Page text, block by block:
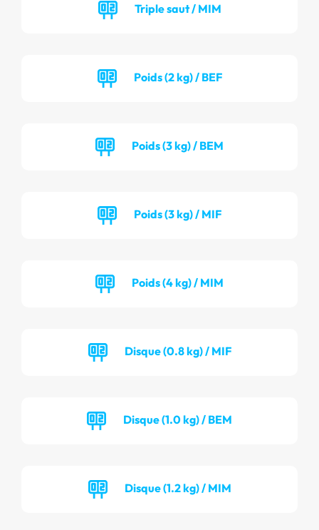
Triple saut / MIM
Poids (2 kg) / BEF
Poids (3 kg) / BEM
Poids (3 kg) / MIF
Poids (4 kg) / MIM
Disque (0.8 kg) / MIF
Disque (1.0 kg) / BEM
Disque (1.2 kg) / MIM